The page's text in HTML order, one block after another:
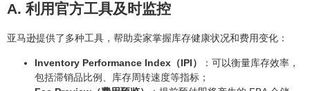
A. 利用官方工具及时监控
亚马逊提供了多种工具，帮助卖家掌握库存健康状况和费用变化：
Inventory Performance Index（IPI）
：可以衡量库存效率，
包括滞销品比例、库存周转速度等指标；